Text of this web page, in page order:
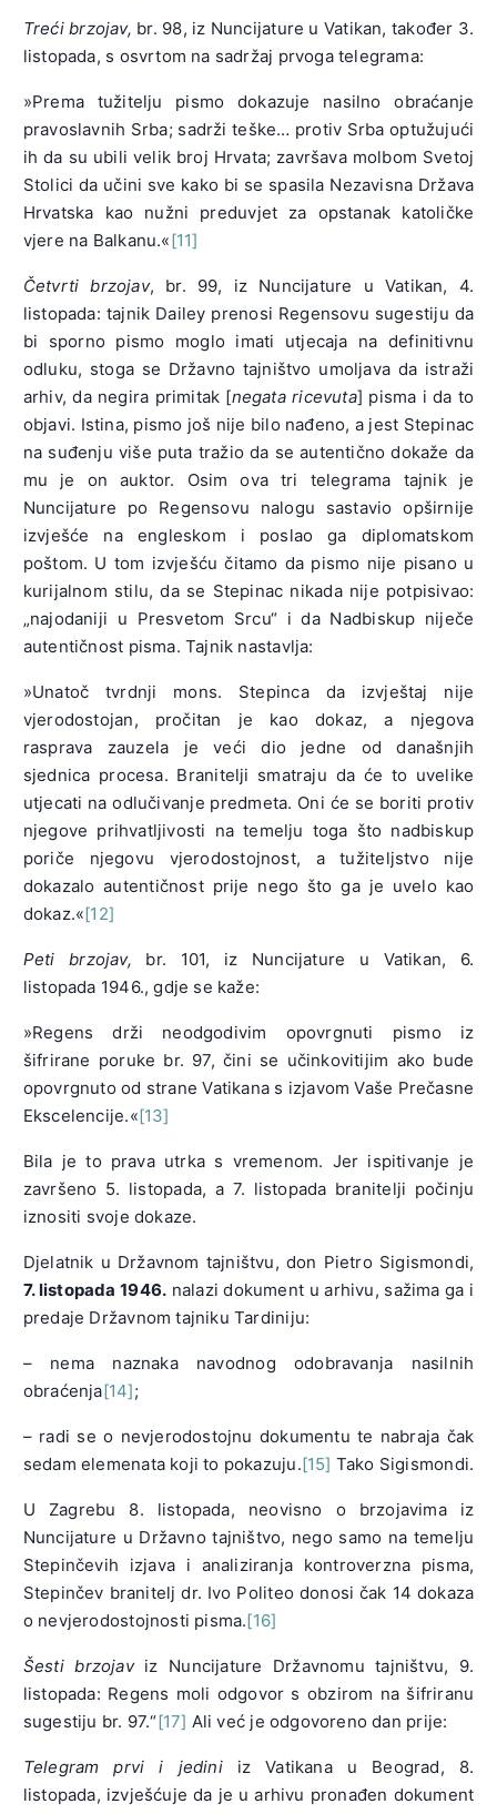
Treći brzojav, br. 98, iz Nuncijature u Vatikan, također 3.
listopada, s osvrtom na sadržaj prvoga telegrama:
»Prema tužitelju pismo dokazuje nasilno obraćanje
pravoslavnih Srba; sadrži teške… protiv Srba optužujući
ih da su ubili velik broj Hrvata; završava molbom Svetoj
Stolici da učini sve kako bi se spasila Nezavisna Država
Hrvatska kao nužni preduvjet za opstanak katoličke
vjere na Balkanu.«[11]
Četvrti brzojav, br. 99, iz Nuncijature u Vatikan, 4.
listopada: tajnik Dailey prenosi Regensovu sugestiju da
bi sporno pismo moglo imati utjecaja na definitivnu
odluku, stoga se Državno tajništvo umoljava da istraži
arhiv, da negira primitak [negata ricevuta] pisma i da to
objavi. Istina, pismo još nije bilo nađeno, a jest Stepinac
na suđenju više puta tražio da se autentično dokaže da
mu je on auktor. Osim ova tri telegrama tajnik je
Nuncijature po Regensovu nalogu sastavio opširnije
izvješće na engleskom i poslao ga diplomatskom
poštom. U tom izvješću čitamo da pismo nije pisano u
kurijalnom stilu, da se Stepinac nikada nije potpisivao:
„najodaniji u Presvetom Srcu“ i da Nadbiskup niječe
autentičnost pisma. Tajnik nastavlja:
»Unatoč tvrdnji mons. Stepinca da izvještaj nije
vjerodostojan, pročitan je kao dokaz, a njegova
rasprava zauzela je veći dio jedne od današnjih
sjednica procesa. Branitelji smatraju da će to uvelike
utjecati na odlučivanje predmeta. Oni će se boriti protiv
njegove prihvatljivosti na temelju toga što nadbiskup
poriče njegovu vjerodostojnost, a tužiteljstvo nije
dokazalo autentičnost prije nego što ga je uvelo kao
dokaz.«[12]
Peti brzojav, br. 101, iz Nuncijature u Vatikan, 6.
listopada 1946., gdje se kaže:
»Regens drži neodgodivim opovrgnuti pismo iz
šifrirane poruke br. 97, čini se učinkovitijim ako bude
opovrgnuto od strane Vatikana s izjavom Vaše Prečasne
Ekscelencije.«[13]
Bila je to prava utrka s vremenom. Jer ispitivanje je
završeno 5. listopada, a 7. listopada branitelji počinju
iznositi svoje dokaze.
Djelatnik u Državnom tajništvu, don Pietro Sigismondi,
7. listopada 1946. nalazi dokument u arhivu, sažima ga i
predaje Državnom tajniku Tardiniju:
– nema naznaka navodnog odobravanja nasilnih
obraćenja[14];
– radi se o nevjerodostojnu dokumentu te nabraja čak
sedam elemenata koji to pokazuju.[15] Tako Sigismondi.
U Zagrebu 8. listopada, neovisno o brzojavima iz
Nuncijature u Državno tajništvo, nego samo na temelju
Stepinčevih izjava i analiziranja kontroverzna pisma,
Stepinčev branitelj dr. Ivo Politeo donosi čak 14 dokaza
o nevjerodostojnosti pisma.[16]
Šesti brzojaviz Nuncijature Državnomu tajništvu, 9.
listopada: Regens moli odgovor s obzirom na šifriranu
sugestiju br. 97.“[17] Ali već je odgovoreno dan prije:
Telegram prvi i jediniiz Vatikana u Beograd, 8.
listopada, izvješćuje da je u arhivu pronađen dokument